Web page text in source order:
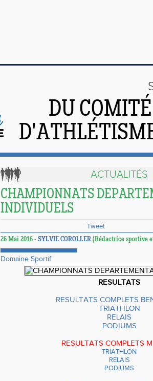
DU
ACTUALITÉS
CHAMPIONNATS
INDIVIDUELS
Tweet
26 Mai 2016 - SYLVIE COROLLER (Rédactrice sportive
Domaine Sportif
RESULTATS
RESULTATS COMPLETS
TRIATHLON
RELAIS
PODIUMS
RESULTATS COMPLETS
TRIATHLON
RELAIS
PODIUMS